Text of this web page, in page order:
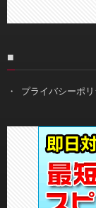
■
プライバシーポ